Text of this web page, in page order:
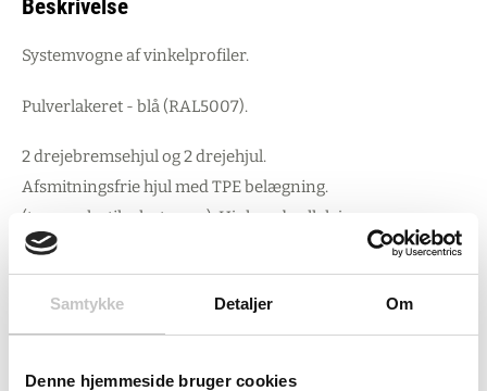
Samtykke Detaljer Om
Denne hjemmeside bruger cookies
Beskrivelse
Systemvogne af vinkelprofiler.
Pulverlakeret - blå (RAL5007).
2 drejebremsehjul og 2 drejehjul.
Afsmitningsfrie hjul med TPE belægning.
(termo plastik elastomer). Hjul med rullelejer
Hyldehøjder: 194, 623 mm
Hylder med 10 mm kant og træbund.